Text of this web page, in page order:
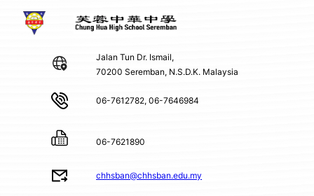
Jalan Tun Dr. Ismail,
70200 Seremban, N.S.D.K. Malaysia
06-7612782, 06-7646984
06-7621890
chhsban@chhsban.edu.my